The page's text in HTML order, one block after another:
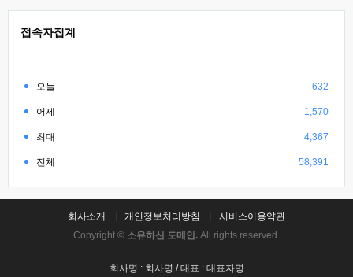
접속자집계
오늘 632
어제 1,570
최대 4,367
전체 58,391
회사소개 개인정보처리방침
서비스이용약관
Copyright © 소유하신 도메인. All rights reserved.
회사명 : 회사명 / 대표 : 대표자명